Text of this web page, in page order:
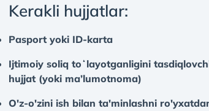
Kerakli hujjatlar:
Pasport yoki ID-karta
Ijtimoiy soliq toʻlayotganligini
hujjat (yoki ma’lumotnoma)
O'z-o'zini ish bilan ta'minlashni